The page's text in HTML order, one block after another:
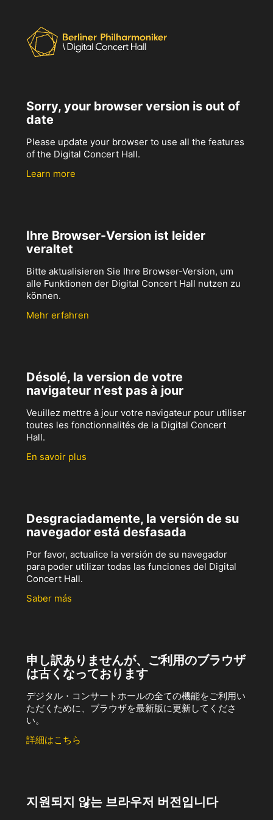
Sorry, your browser version is out of
date
Please update your browser to use all the features
of the Digital Concert Hall.
Learn more
Ihre Browser-Version ist leider
veraltet
Bitte aktualisieren Sie Ihre Browser-Version, um
alle Funktionen der Digital Concert Hall nutzen zu
können.
Mehr erfahren
Désolé, la version de votre
navigateur n’est pas à jour
Veuillez mettre à jour votre navigateur pour utiliser
toutes les fonctionnalités de la Digital Concert
Hall.
En savoir plus
Desgraciadamente, la versión de su
navegador está desfasada
Por favor, actualice la versión de su navegador
para poder utilizar todas las funciones del Digital
Concert Hall.
Saber más
申し訳ありませんが、ご利用のブラウザ
は古くなっております
デジタル・コンサートホールの全ての機能をご利用い
ただくために、ブラウザを最新版に更新してくださ
い。
詳細はこちら
지원되지 않는 브라우저 버전입니다